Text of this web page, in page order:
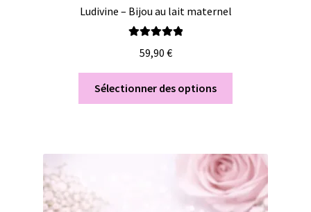
Ludivine – Bijou au lait maternel
59,90 €
Sélectionner des options